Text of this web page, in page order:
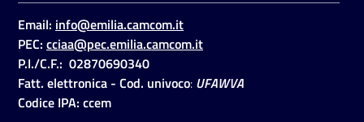
Email: info@emilia.camcom.it
PEC: cciaa@pec.emilia.camcom.it
P.I./C.F.: 02870690340
Fatt. elettronica - Cod. univoco: UFAWVA
Codice IPA: ccem